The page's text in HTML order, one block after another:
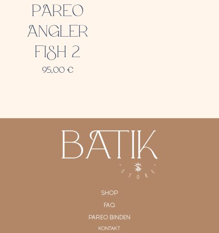
PAREO
ANGLER
FISH 2
95,00 €
SHOP
FAQ
PAREO BINDEN
KONTAKT